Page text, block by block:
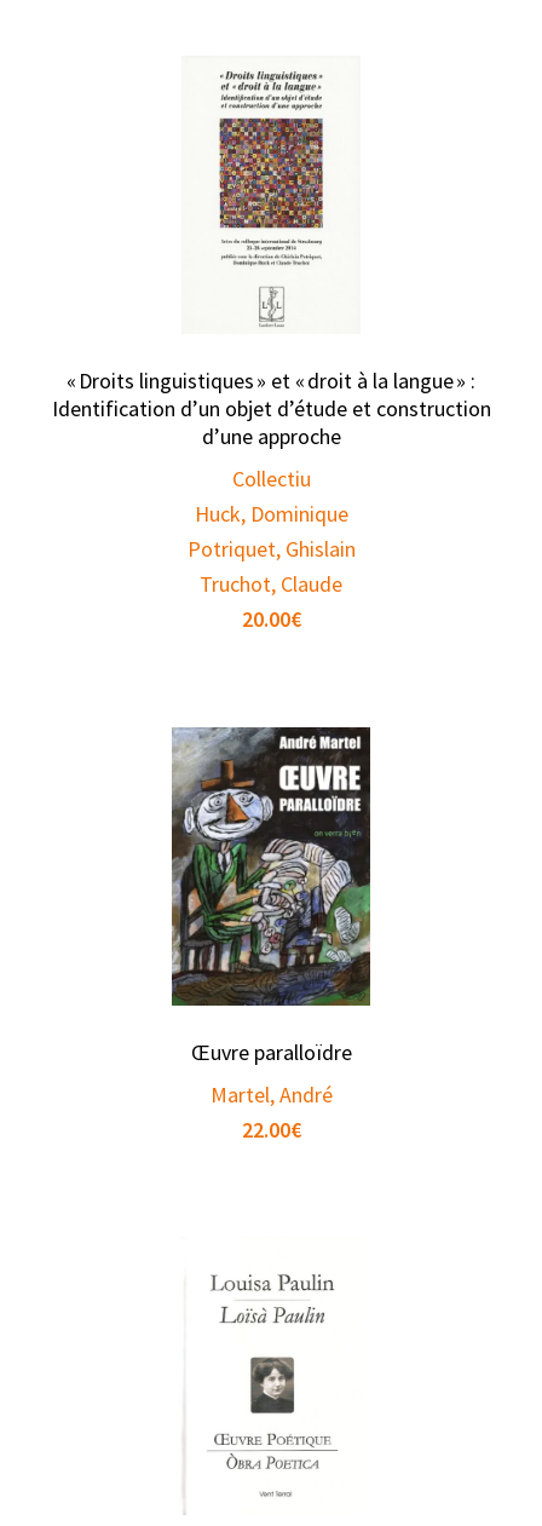
« Droits linguistiques » et « droit à la langue » :
Identification d’un objet d’étude et construction
d’une approche
Collectiu
Huck, Dominique
Potriquet, Ghislain
Truchot, Claude
20.00€
Œuvre paralloïdre
Martel, André
22.00€